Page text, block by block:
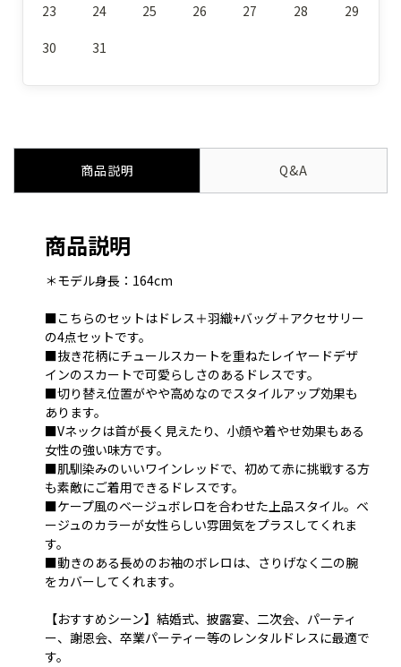
23 24 25 26 27 28 29
30 31
商品説明 Q&A
商品説明
＊モデル身長：164cm
■こちらのセットはドレス＋羽織+バッグ＋アクセサリー
の4点セットです。
■抜き花柄にチュールスカートを重ねたレイヤードデザ
インのスカートで可愛らしさのあるドレスです。
■切り替え位置がやや高めなのでスタイルアップ効果も
あります。
■Vネックは首が長く見えたり、小顔や着やせ効果もある
女性の強い味方です。
■肌馴染みのいいワインレッドで、初めて赤に挑戦する方
も素敵にご着用できるドレスです。
■ケープ風のベージュボレロを合わせた上品スタイル。ベ
ージュのカラーが女性らしい雰囲気をプラスしてくれま
す。
■動きのある長めのお袖のボレロは、さりげなく二の腕
をカバーしてくれます。
【おすすめシーン】結婚式、披露宴、二次会、パーティ
ー、謝恩会、卒業パーティー等のレンタルドレスに最適で
す。